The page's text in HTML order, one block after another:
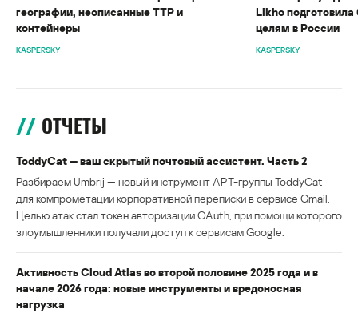
географии, неописанные TTP и
контейнеры
KASPERSKY
Likho
целям в России
KASPERSKY
ОТЧЕТЫ
ToddyCat — ваш скрытый почтовый ассистент. Часть 2
Разбираем Umbrij — новый инструмент APT-группы ToddyCat
для компрометации корпоративной переписки в сервисе Gmail.
Целью атак стал токен авторизации OAuth, при помощи которого
злоумышленники получали доступ к сервисам Google.
Активность Cloud Atlas во второй половине 2025 года и в
начале 2026 года: новые инструменты и вредоносная
нагрузка